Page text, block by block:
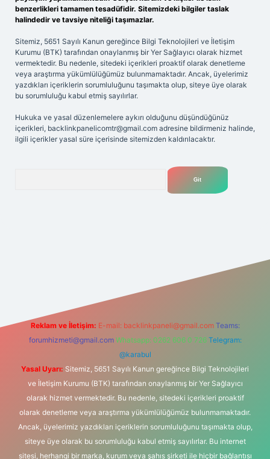
benzerlikleri tamamen tesadüfidir. Sitemizdeki bilgiler taslak
halindedir ve tavsiye niteliği taşımazlar.
Sitemiz, 5651 Sayılı Kanun gereğince Bilgi Teknolojileri ve İletişim
Kurumu (BTK) tarafından onaylanmış bir Yer Sağlayıcı olarak hizmet
vermektedir. Bu nedenle, sitedeki içerikleri proaktif olarak denetleme
veya araştırma yükümlülüğümüz bulunmamaktadır. Ancak, üyelerimiz
yazdıkları içeriklerin sorumluluğunu taşımakta olup, siteye üye olarak
bu sorumluluğu kabul etmiş sayılırlar.
Hukuka ve yasal düzenlemelere aykırı olduğunu düşündüğünüz
içerikleri, backlinkpanelicomtr@gmail.com adresine bildirmeniz halinde,
ilgili içerikler yasal süre içerisinde sitemizden kaldırılacaktır.
m elexbet
Reklam ve İletişim: E-mail: backlinkpaneli@gmail.com Teams:
forumhizmeti@gmail.com Whatsapp: 0262 606 0 726 Telegram:
@karabul
Yasal Uyarı: Sitemiz, 5651 Sayılı Kanun gereğince Bilgi Teknolojileri
ve İletişim Kurumu (BTK) tarafından onaylanmış bir Yer Sağlayıcı
olarak hizmet vermektedir. Bu nedenle, sitedeki içerikleri proaktif
olarak denetleme veya araştırma yükümlülüğümüz bulunmamaktadır.
Ancak, üyelerimiz yazdıkları içeriklerin sorumluluğunu taşımakta olup,
siteye üye olarak bu sorumluluğu kabul etmiş sayılırlar. Bu internet
sitesi, herhangi bir marka, kurum veya şahıs şirketi ile hiçbir bağlantısı